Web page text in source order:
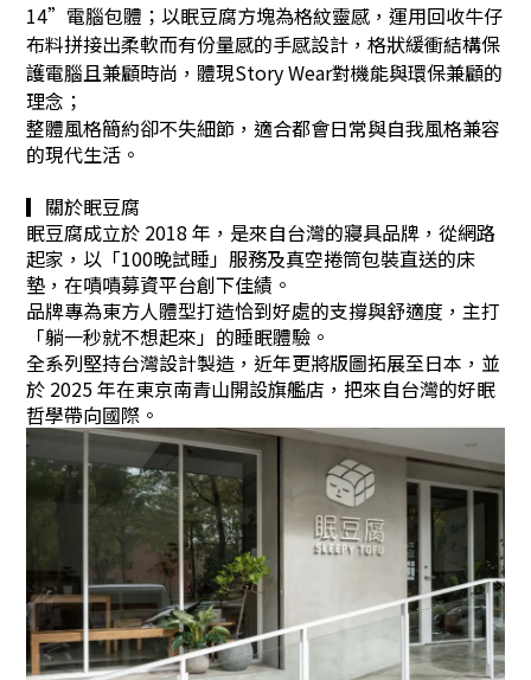
14”電腦包體；以眠豆腐方塊為格紋靈感，運用回收牛仔
布料拼接出柔軟而有份量感的手感設計，格狀緩衝結構保
護電腦且兼顧時尚，體現Story Wear對機能與環保兼顧的
理念；
整體風格簡約卻不失細節，適合都會日常與自我風格兼容
的現代生活。
▎關於眠豆腐
眠豆腐成立於 2018 年，是來自台灣的寢具品牌，從網路
起家，以「100晚試睡」服務及真空捲筒包裝直送的床
墊，在嘖嘖募資平台創下佳績。
品牌專為東方人體型打造恰到好處的支撐與舒適度，主打
「躺一秒就不想起來」的睡眠體驗。
全系列堅持台灣設計製造，近年更將版圖拓展至日本，並
於 2025 年在東京南青山開設旗艦店，把來自台灣的好眠
哲學帶向國際。